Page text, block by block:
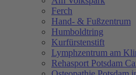
Ferch
Hand- & Fußzentrum
Humboldtring
Kurfürstenstift
Lymphzentrum am
Rehasport Potsdam